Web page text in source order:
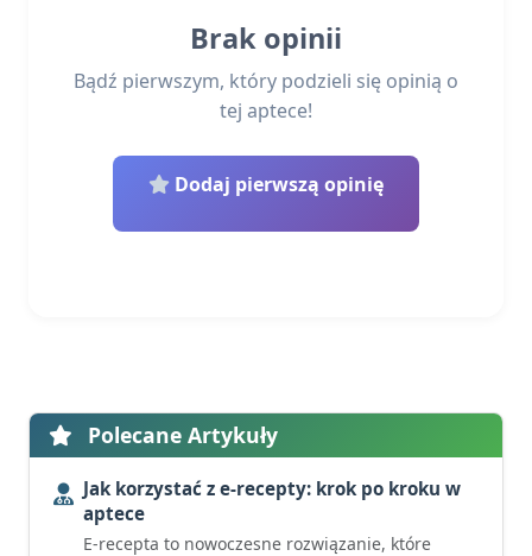
Brak opinii
Bądź pierwszym, który podzieli się opinią o
tej aptece!
Dodaj pierwszą opinię
Polecane Artykuły
Jak korzystać z e-recepty: krok po kroku w
aptece
E-recepta to nowoczesne rozwiązanie, które